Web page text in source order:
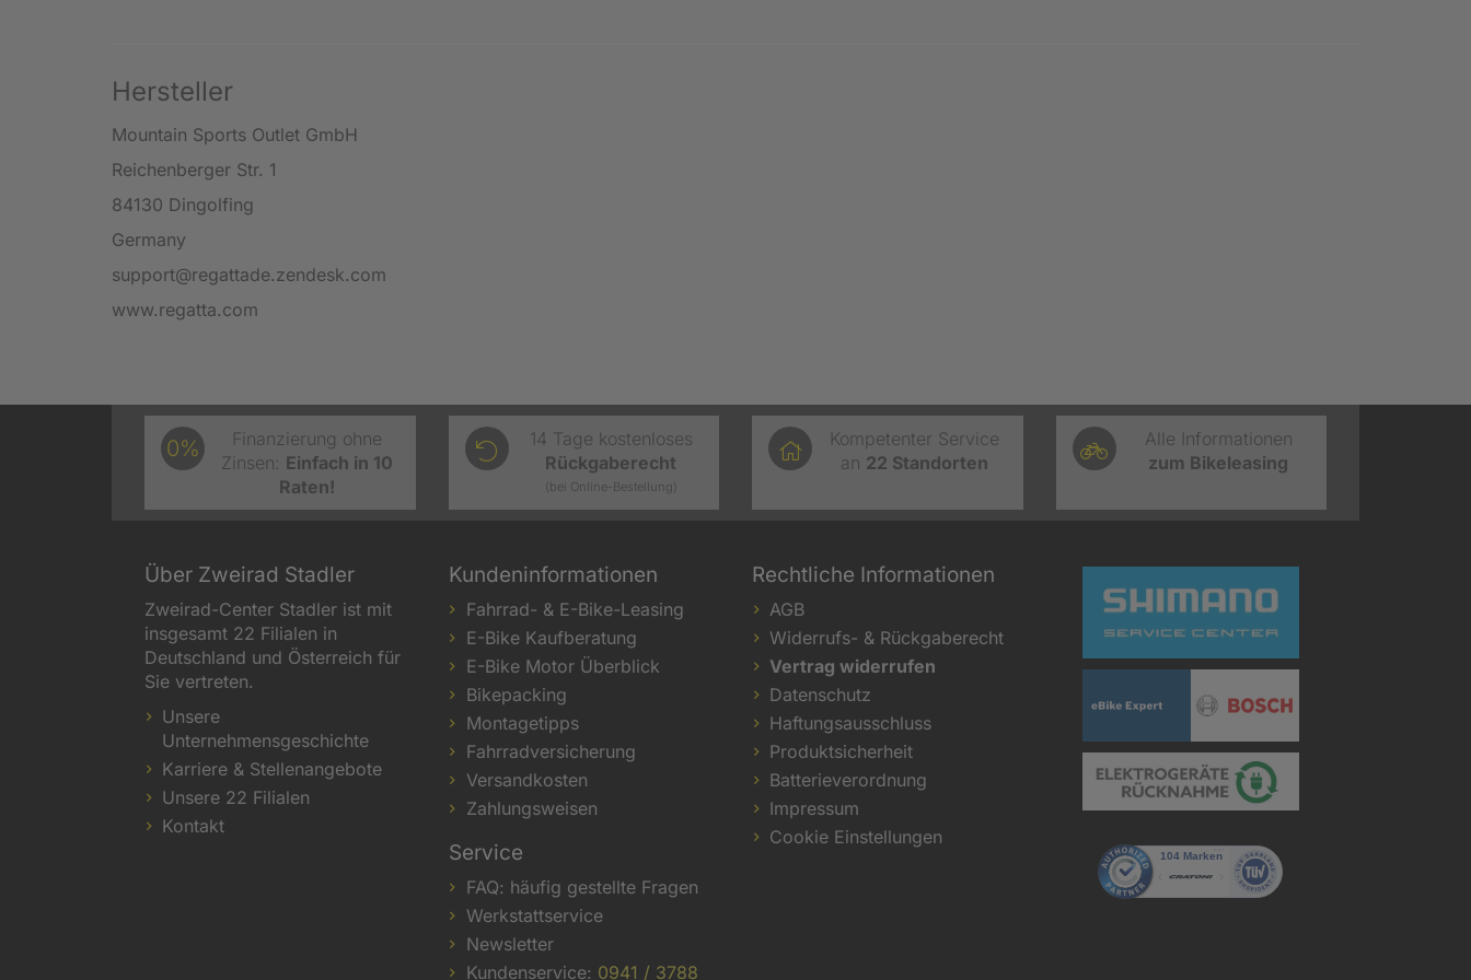
Hersteller
Mountain Sports Outlet GmbH
Reichenberger Str. 1
84130 Dingolfing
Germany
support@regattade.zendesk.com
www.regatta.com
0%
Finanzierung ohne
Zinsen: Einfach in 10
Raten!
14 Tage kostenloses
Rückgaberecht
(bei Online-Bestellung)
Kompetenter Service
an 22 Standorten
Alle Informationen
zum Bikeleasing
Über Zweirad Stadler
Zweirad-Center Stadler ist mit
insgesamt 22 Filialen in
Deutschland und Österreich für
Sie vertreten.
Unsere
Unternehmensgeschichte
Karriere & Stellenangebote
Unsere 22 Filialen
Kontakt
Kundeninformationen
Fahrrad- & E-Bike-Leasing
E-Bike Kaufberatung
E-Bike Motor Überblick
Bikepacking
Montagetipps
Fahrradversicherung
Versandkosten
Zahlungsweisen
Service
FAQ: häufig gestellte Fragen
Werkstattservice
Newsletter
Kundenservice: 0941 / 3788
Rechtliche Informationen
AGB
Widerrufs- & Rückgaberecht
Vertrag widerrufen
Datenschutz
Haftungsausschluss
Produktsicherheit
Batterieverordnung
Impressum
Cookie Einstellungen